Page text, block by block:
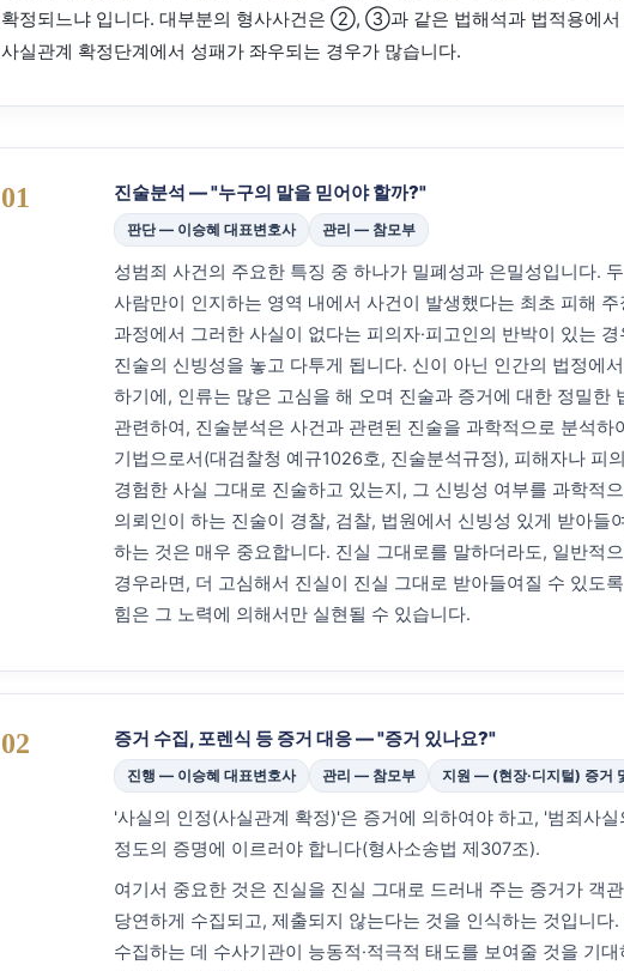
확정되느냐 입니다. 대부분의 형사사건은 ②, ③과 같은 법해석과 법적용에
사실관계 확정단계에서 성패가 좌우되는 경우가 많습니다.
01 진술분석 — "누구의 말을 믿어야 할까?"
판단 — 이승혜 대표변호사 관리 — 참모부
성범죄 사건의 주요한 특징 중 하나가 밀폐성과 은밀성입니다.
사람만이 인지하는 영역 내에서 사건이 발생했다는 최초 피해
과정에서 그러한 사실이 없다는 피의자·피고인의 반박이 있는
진술의 신빙성을 놓고 다투게 됩니다. 신이 아닌 인간의 법정에
하기에, 인류는 많은 고심을 해 오며 진술과 증거에 대한 정밀한
관련하여, 진술분석은 사건과 관련된 진술을 과학적으로 분석하
기법으로서(대검찰청 예규1026호, 진술분석규정), 피해자나 피
경험한 사실 그대로 진술하고 있는지, 그 신빙성 여부를 과학적
의뢰인이 하는 진술이 경찰, 검찰, 법원에서 신빙성 있게 받아들
하는 것은 매우 중요합니다. 진실 그대로를 말하더라도, 일반적
경우라면, 더 고심해서 진실이 진실 그대로 받아들여질 수 있도
힘은 그 노력에 의해서만 실현될 수 있습니다.
02 증거 수집, 포렌식 등 증거 대응 — "증거 있나요?"
진행 — 이승혜 대표변호사 관리 — 참모부 지원 — (현장·디지털) 증거
'사실의 인정(사실관계 확정)'은 증거에 의하여야 하고, '범죄사
정도의 증명에 이르러야 합니다(형사소송법 제307조).
여기서 중요한 것은 진실을 진실 그대로 드러내 주는 증거가 객
당연하게 수집되고, 제출되지 않는다는 것을 인식하는 것입니다
수집하는 데 수사기관이 능동적·적극적 태도를 보여줄 것을 기